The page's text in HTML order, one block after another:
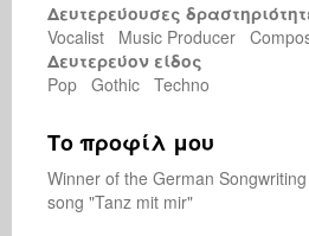
Δευτερεύουσες
Vocalist Music Producer
Δευτερεύον είδος
Pop Gothic Techno
Το προφίλ μου
Winner of the German
song "Tanz mit mir"